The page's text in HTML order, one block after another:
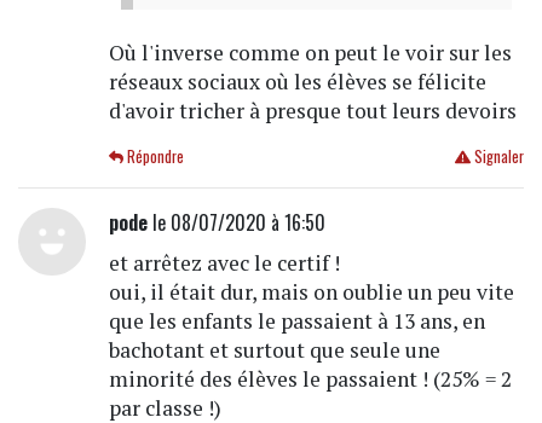
Où l'inverse comme on peut le voir sur les
réseaux sociaux où les élèves se félicite
d'avoir tricher à presque tout leurs devoirs
Signaler
Répondre
podele 08/07/2020 à 16:50
et arrêtez avec le certif !
oui, il était dur, mais on oublie un peu vite
que les enfants le passaient à 13 ans, en
bachotant et surtout que seule une
minorité des élèves le passaient ! (25% = 2
par classe !)